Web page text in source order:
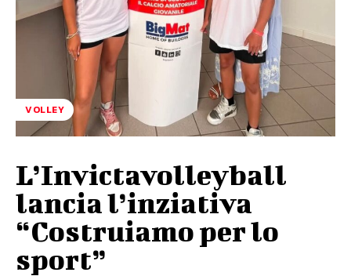
VOLLEY
L’Invictavolleyball
lancia l’inziativa
“Costruiamo per lo
sport”